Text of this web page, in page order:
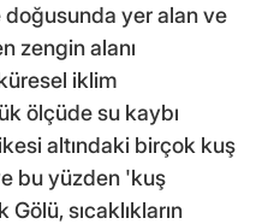
yer alan ve
zengin alanı
iklim
ölçüde su kaybı
altındaki birçok kuş
bu yüzden 'kuş
sıcaklıkların